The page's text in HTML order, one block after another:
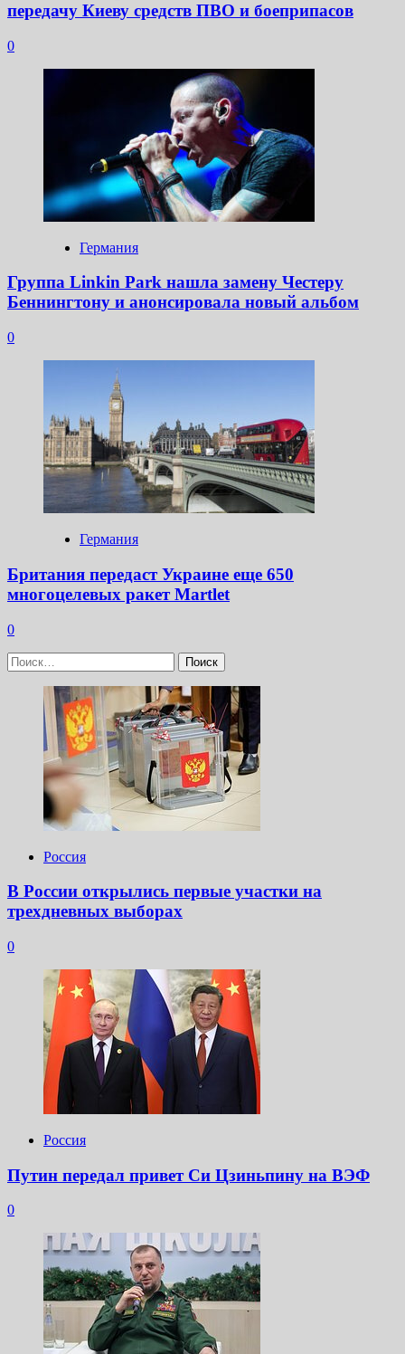
передачу Киеву средств ПВО и боеприпасов
0
Германия
Группа Linkin Park нашла замену Честеру
Беннингтону и анонсировала новый альбом
0
Германия
Британия передаст Украине еще 650
многоцелевых ракет Martlet
0
Найти:
Россия
В России открылись первые участки на
трехдневных выборах
0
Россия
Путин передал привет Си Цзиньпину на ВЭФ
0